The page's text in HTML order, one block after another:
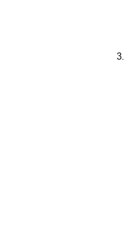
3.